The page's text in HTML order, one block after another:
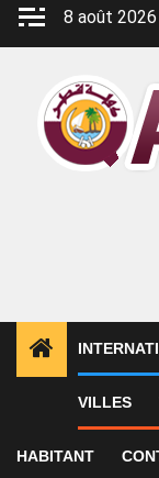
Aller
8 août 2026
VILLES
HABITANT
International